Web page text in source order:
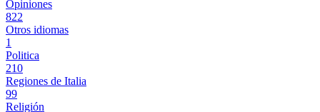
Opiniones
822
Otros idiomas
1
Politica
210
Regiones de Italia
99
Religión